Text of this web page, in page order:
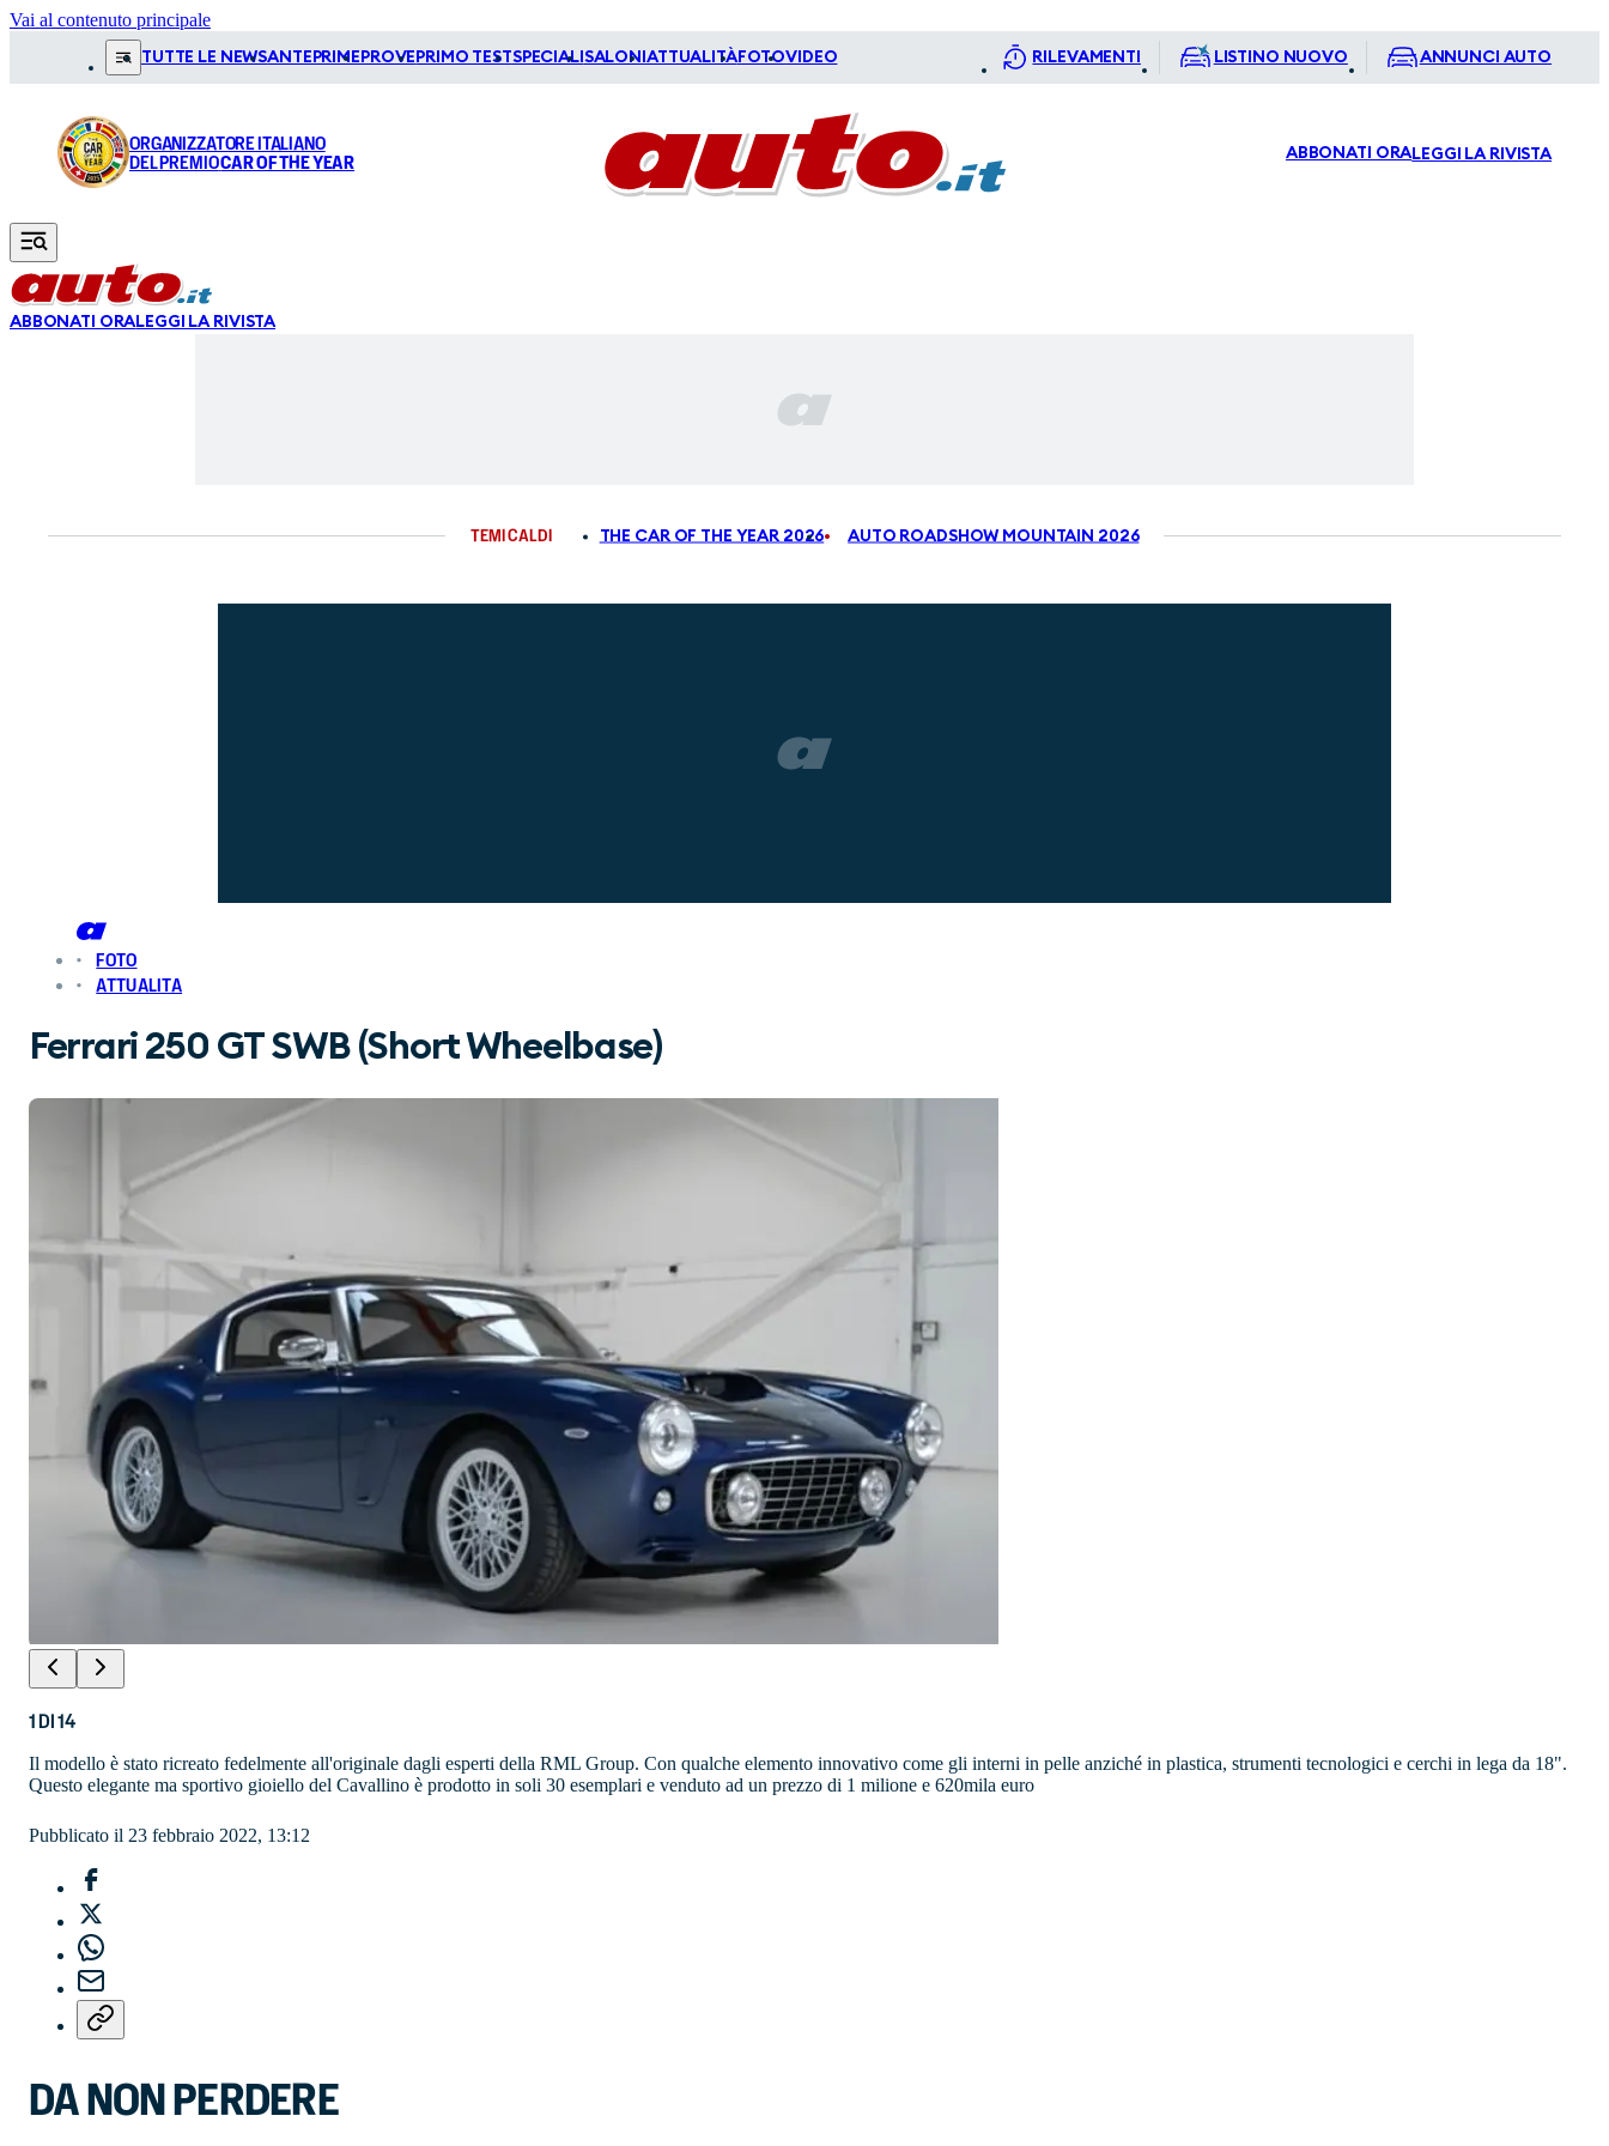
Vai al contenuto principale
TUTTE LE NEWSANTEPRIME PROVE PRIMO TESTSPECIALI SALONI ATTUALITÀFOTOVIDEO RILEVAMENTI LISTINO NUOVO ANNUNCI AUTO
ORGANIZZATORE ITALIANO
DEL PREMIOCAR OF THE YEAR ABBONATI ORALEGGI LA RIVISTA
ABBONATI ORALEGGI LA RIVISTA
TEMI CALDI THE CAR OF THE YEAR 2026 AUTO ROADSHOW MOUNTAIN 2026
FOTO
ATTUALITA
Ferrari 250 GT SWB (Short Wheelbase)
1DI14
Il modello è stato ricreato fedelmente all'originale dagli esperti della RML Group. Con qualche elemento innovativo come gli interni in pelle anziché in plastica, strumenti tecnologici e cerchi in lega da 18".
Questo elegante ma sportivo gioiello del Cavallino è prodotto in soli 30 esemplari e venduto ad un prezzo di 1 milione e 620mila euro
Pubblicato il 23 febbraio 2022, 13:12
DA NON PERDERE